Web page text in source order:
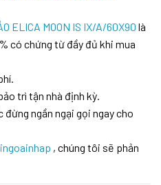
ELICA MOON IS IX/A/60X90 là
có chứng từ đầy đủ khi mua
trì tận nhà định kỳ.
ngần ngại gọi ngay cho
, chúng tôi sẽ phản